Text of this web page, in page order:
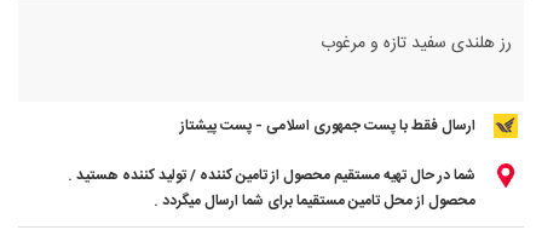
رز هلندی سفید تازه و مرغوب
ارسال فقط با پست جمهوری اسلامی - پست پیشتاز
شما در حال تهیه مستقیم محصول از تامین کننده / تولید کننده هستید .
محصول از محل تامین مستقیما برای شما ارسال میگردد .